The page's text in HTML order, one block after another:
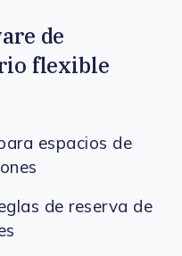
de
flexible
espacios de
de reserva de